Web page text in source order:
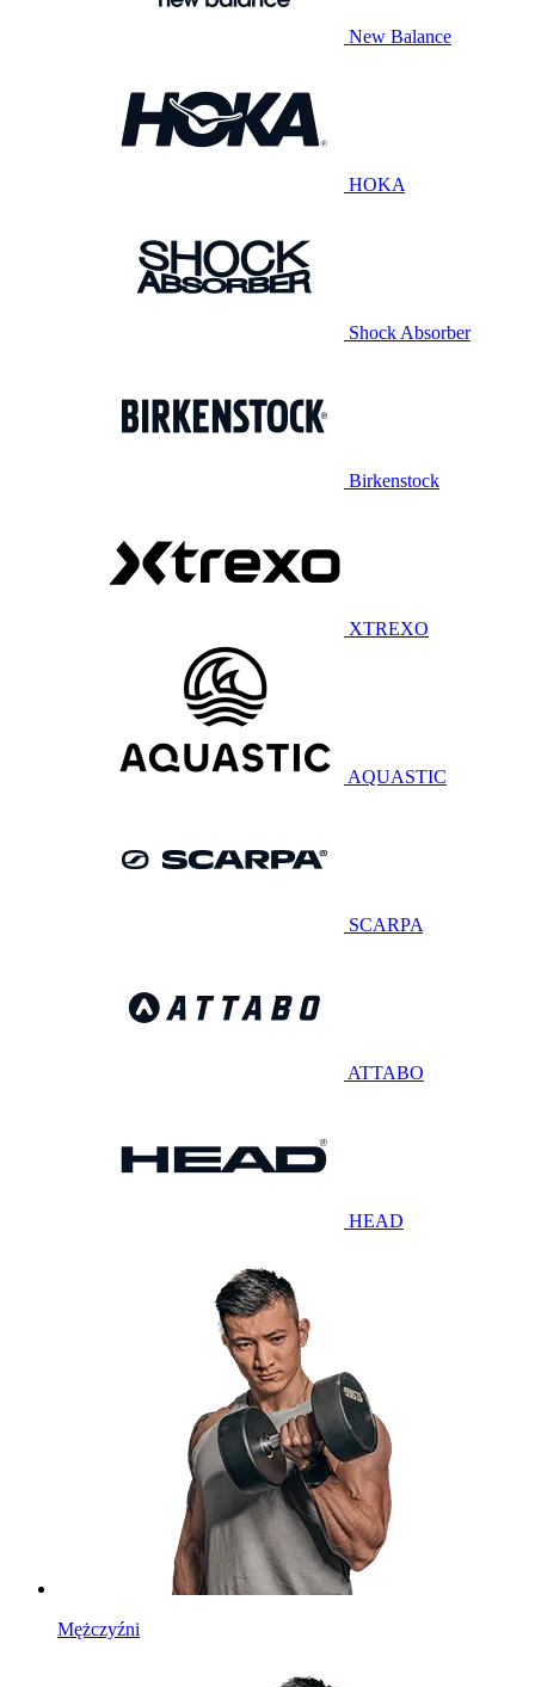
New Balance
HOKA
Shock Absorber
Birkenstock
XTREXO
AQUASTIC
SCARPA
ATTABO
HEAD
Mężczyźni